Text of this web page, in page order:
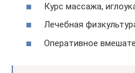
Курс массажа,
Лечебная
Оперативное